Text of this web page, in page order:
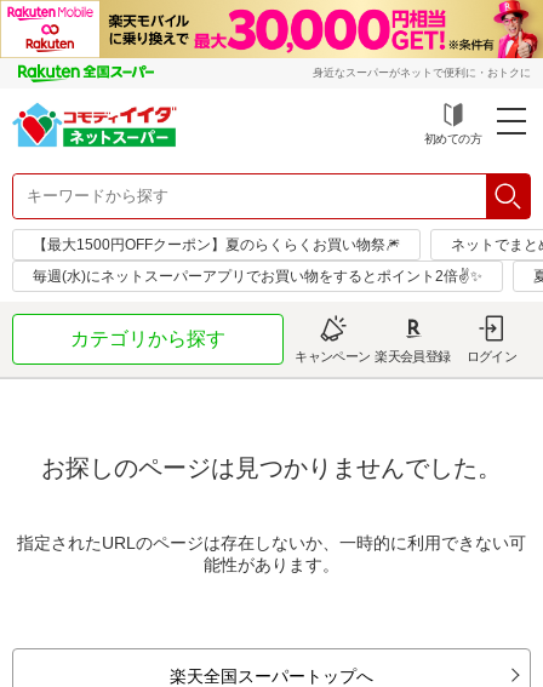
身近なスーパーがネットで便利に・おトクに
初めての方
【最大1500円OFFクーポン】夏のらくらくお買い物祭🎆
ネットでまと
毎週(水)にネットスーパーアプリでお買い物をするとポイント2倍✌✨
カテゴリから探す
キャンペーン 楽天会員登録 ログイン
お探しのページは見つかりませんでした。
指定されたURLのページは存在しないか、一時的に利用できない可
能性があります。
楽天全国スーパートップへ